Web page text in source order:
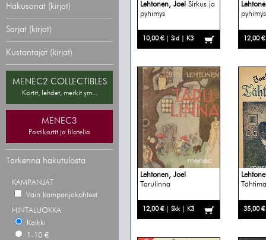
Hakusanat (kirjat)
Sarjat (kirjat)
Kustantajat (kirjat)
MENEC2 COLLECTIBLES
Kortit, lehdet, merkit ym...
MENEC3
Postikortit ja filatelia
Tarkenna hakutulosta
KAMPANJAT
Vain kampanjakohteet
HINTALUOKKA
Kaikki
1-10 €
Lehtonen, Joel Sirkus ja
pyhimys
10,00 € | Sid | K3
pyhimys
12,00
Lehtonen, Joel
Tarulinna
12,00 € | Skk | K3 35,00